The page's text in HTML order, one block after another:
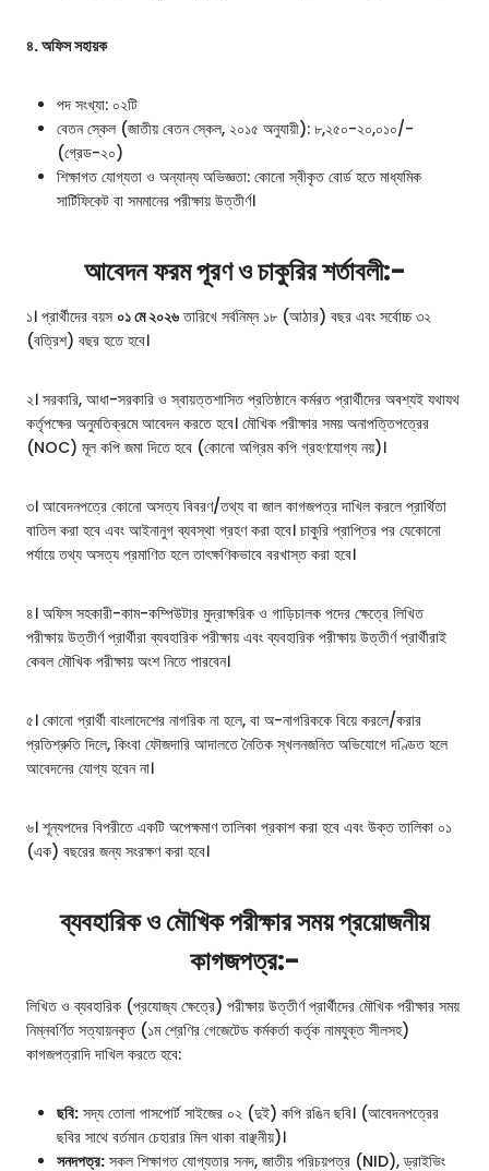
৪. অফিস সহায়ক
পদ সংখ্যা: ০২টি
বেতন স্কেল (জাতীয় বেতন স্কেল, ২০১৫ অনুযায়ী): ৮,২৫০-২০,০১০/-
(গ্রেড-২০)
শিক্ষাগত যোগ্যতা ও অন্যান্য অভিজ্ঞতা: কোনো স্বীকৃত বোর্ড হতে মাধ্যমিক
সার্টিফিকেট বা সমমানের পরীক্ষায় উত্তীর্ণ।
আবেদন ফরম পূরণ ও চাকুরির শর্তাবলী:-
১। প্রার্থীদের বয়স ০১ মে ২০২৬তারিখে সর্বনিম্ন ১৮ (আঠার) বছর এবং সর্বোচ্চ ৩২
(বত্রিশ) বছর হতে হবে।
২। সরকারি, আধা-সরকারি ও স্বায়ত্তশাসিত প্রতিষ্ঠানে কর্মরত প্রার্থীদের অবশ্যই যথাযথ
কর্তৃপক্ষের অনুমতিক্রমে আবেদন করতে হবে। মৌখিক পরীক্ষার সময় অনাপত্তিপত্রের
(NOC) মূল কপি জমা দিতে হবে (কোনো অগ্রিম কপি গ্রহণযোগ্য নয়)।
৩। আবেদনপত্রে কোনো অসত্য বিবরণ/তথ্য বা জাল কাগজপত্র দাখিল করলে প্রার্থিতা
বাতিল করা হবে এবং আইনানুগ ব্যবস্থা গ্রহণ করা হবে। চাকুরি প্রাপ্তির পর যেকোনো
পর্যায়ে তথ্য অসত্য প্রমাণিত হলে তাৎক্ষণিকভাবে বরখাস্ত করা হবে।
৪। অফিস সহকারী-কাম-কম্পিউটার মুদ্রাক্ষরিক ও গাড়িচালক পদের ক্ষেত্রে লিখিত
পরীক্ষায় উত্তীর্ণ প্রার্থীরা ব্যবহারিক পরীক্ষায় এবং ব্যবহারিক পরীক্ষায় উত্তীর্ণ প্রার্থীরাই
কেবল মৌখিক পরীক্ষায় অংশ নিতে পারবেন।
৫। কোনো প্রার্থী বাংলাদেশের নাগরিক না হলে, বা অ-নাগরিককে বিয়ে করলে/করার
প্রতিশ্রুতি দিলে, কিংবা ফৌজদারি আদালতে নৈতিক স্খলনজনিত অভিযোগে দণ্ডিত হলে
আবেদনের যোগ্য হবেন না।
৬। শূন্যপদের বিপরীতে একটি অপেক্ষমাণ তালিকা প্রকাশ করা হবে এবং উক্ত তালিকা ০১
(এক) বছরের জন্য সংরক্ষণ করা হবে।
ব্যবহারিক ও মৌখিক পরীক্ষার সময় প্রয়োজনীয়
কাগজপত্র:-
লিখিত ও ব্যবহারিক (প্রযোজ্য ক্ষেত্রে) পরীক্ষায় উত্তীর্ণ প্রার্থীদের মৌখিক পরীক্ষার সময়
নিম্নবর্ণিত সত্যায়নকৃত (১ম শ্রেণির গেজেটেড কর্মকর্তা কর্তৃক নামযুক্ত সীলসহ)
কাগজপত্রাদি দাখিল করতে হবে:
ছবি: সদ্য তোলা পাসপোর্ট সাইজের ০২ (দুই) কপি রঙিন ছবি। (আবেদনপত্রের
ছবির সাথে বর্তমান চেহারার মিল থাকা বাঞ্ছনীয়)।
সনদপত্র: সকল শিক্ষাগত যোগ্যতার সনদ, জাতীয় পরিচয়পত্র (NID), ড্রাইভিং